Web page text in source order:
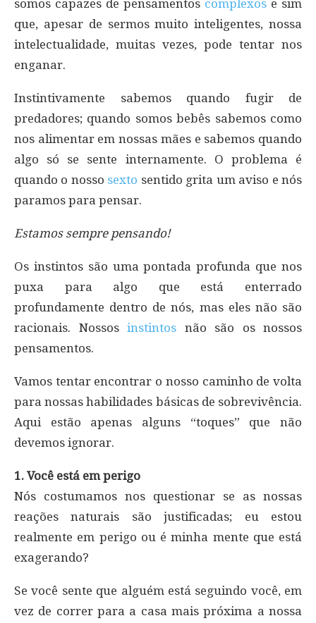
somos capazes de pensamentos complexos e sim
que, apesar de sermos muito inteligentes, nossa
intelectualidade, muitas vezes, pode tentar nos
enganar.
Instintivamente sabemos quando fugir de
predadores; quando somos bebês sabemos como
nos alimentar em nossas mães e sabemos quando
algo só se sente internamente. O problema é
quando o nosso sexto sentido grita um aviso e nós
paramos para pensar.
Estamos sempre pensando!
Os instintos são uma pontada profunda que nos
puxa para algo que está enterrado
profundamente dentro de nós, mas eles não são
racionais. Nossos instintos não são os nossos
pensamentos.
Vamos tentar encontrar o nosso caminho de volta
para nossas habilidades básicas de sobrevivência.
Aqui estão apenas alguns “toques” que não
devemos ignorar.
1. Você está em perigo
Nós costumamos nos questionar se as nossas
reações naturais são justificadas; eu estou
realmente em perigo ou é minha mente que está
exagerando?
Se você sente que alguém está seguindo você, em
vez de correr para a casa mais próxima a nossa